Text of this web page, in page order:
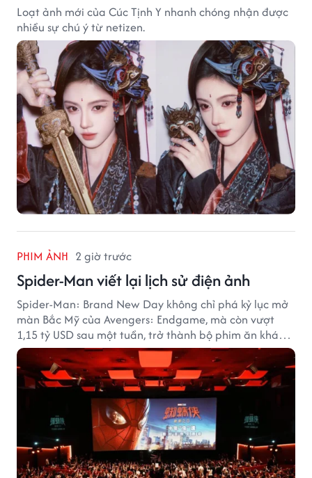
Loạt ảnh mới của Cúc Tịnh Y nhanh chóng nhận được
nhiều sự chú ý từ netizen.
PHIM ẢNH 2 giờ trước
Spider-Man viết lại lịch sử điện ảnh
Spider-Man: Brand New Day không chỉ phá kỷ lục mở
màn Bắc Mỹ của Avengers: Endgame, mà còn vượt
1,15 tỷ USD sau một tuần, trở thành bộ phim ăn khách
nhất năm 2026.